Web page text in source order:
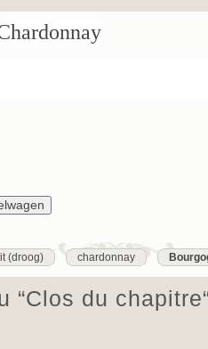
(droog) chardonnay
“Clos du